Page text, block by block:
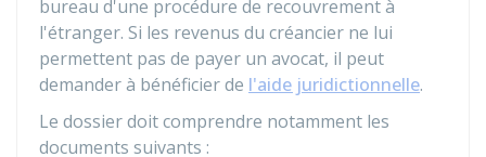
bureau d'une procédure de recouvrement à
l'étranger. Si les revenus du créancier ne lui
permettent pas de payer un avocat, il peut
demander à bénéficier de l'aide juridictionnelle.
Le dossier doit comprendre notamment les
documents suivants :